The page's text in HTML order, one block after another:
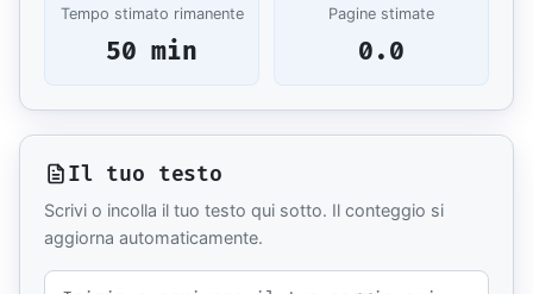
Tempo stimato rimanente
50 min
Pagine stimate
0.0
Il tuo testo
Scrivi o incolla il tuo testo qui sotto. Il conteggio si
aggiorna automaticamente.